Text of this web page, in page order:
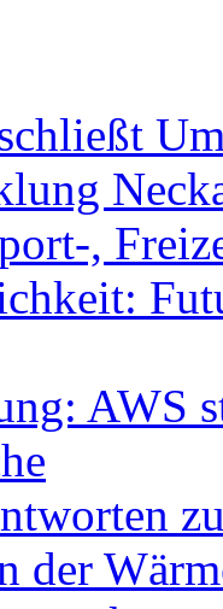
,
AWS
der